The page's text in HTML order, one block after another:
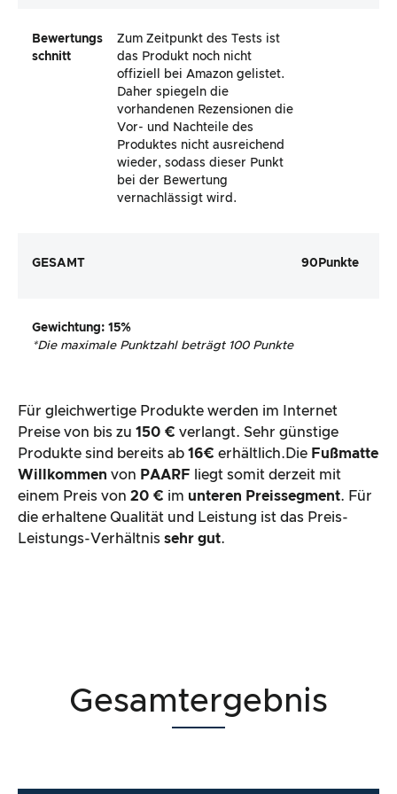
Bewertungs
schnitt
Zum Zeitpunkt des Tests ist
das Produkt noch nicht
offiziell bei Amazon gelistet.
Daher spiegeln die
vorhandenen Rezensionen die
Vor- und Nachteile des
Produktes nicht ausreichend
wieder, sodass dieser Punkt
bei der Bewertung
vernachlässigt wird.
GESAMT 90 Punkte
Gewichtung: 15%
*Die maximale Punktzahl beträgt 100 Punkte
Für gleichwertige Produkte werden im Internet
Preise von bis zu 150 € verlangt. Sehr günstige
Produkte sind bereits ab 16€ erhältlich.Die Fußmatte
Willkommen von PAARF
liegt somit derzeit mit
einem Preis von 20 € im unteren Preissegment. Für
die erhaltene Qualität und Leistung ist das Preis-
Leistungs-Verhältnis sehr gut.
Gesamtergebnis